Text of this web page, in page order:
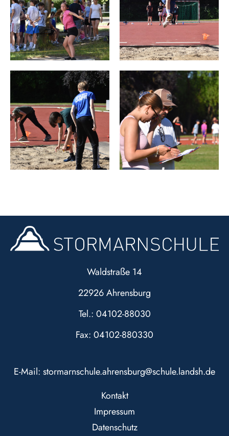
Waldstraße 14
22926 Ahrensburg
Tel.: 04102-88030
Fax: 04102-880330
E-Mail: stormarnschule.ahrensburg@schule.landsh.de
Kontakt
Impressum
Datenschutz